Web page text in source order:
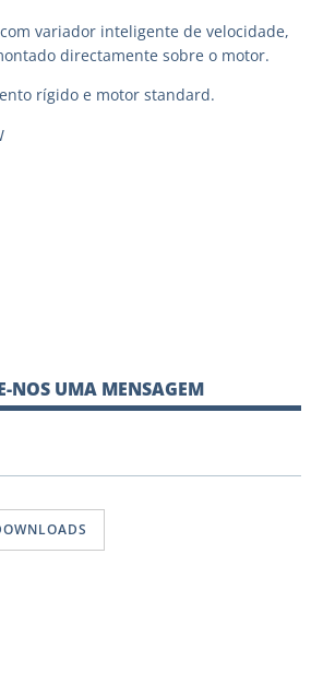
variador inteligente de velocidade,
directamente sobre o motor.
rígido e motor standard.
NOS UMA MENSAGEM